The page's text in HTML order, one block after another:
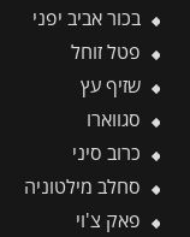
בכור אביב יפני
פטל זוחל
שזיף עץ
סגווארו
כרוב סיני
סחלב מילטוניה
פאק צ'וי